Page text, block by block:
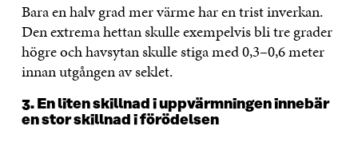
Bara en halv grad mer värme har en trist inverkan.
Den extrema hettan skulle exempelvis bli tre grader
högre och havsytan skulle stiga med 0,3–0,6 meter
innan utgången av seklet.
3. En liten skillnad i uppvärmningen innebär
en stor skillnad i förödelsen